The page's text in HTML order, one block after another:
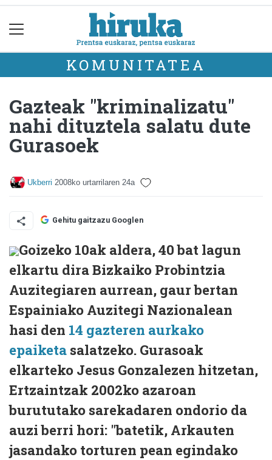
KOMUNITATEA
Gazteak "kriminalizatu"
nahi dituztela salatu dute
Gurasoek
Ukberri 2008ko urtarrilaren 24a
Gehitu gaitzazu Googlen
Goizeko 10ak aldera, 40 bat lagun
elkartu dira Bizkaiko Probintzia
Auzitegiaren aurrean, gaur bertan
Espainiako Auzitegi Nazionalean
hasi den 14 gazteren aurkako
epaiketa salatzeko. Gurasoak
elkarteko Jesus Gonzalezen hitzetan,
Ertzaintzak 2002ko azaroan
burututako sarekadaren ondorio da
auzi berri hori: "batetik, Arkauten
jasandako torturen pean egindako